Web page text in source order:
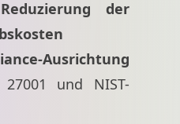
der
Ausrichtung
und NIST-